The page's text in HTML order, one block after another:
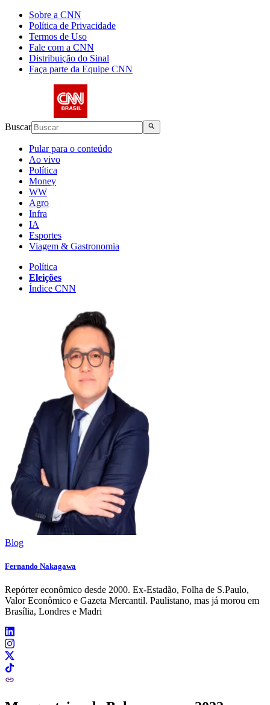
Sobre a CNN
Política de Privacidade
Termos de Uso
Fale com a CNN
Distribuição do Sinal
Faça parte da Equipe CNN
Buscar
Pular para o conteúdo
Ao vivo
Política
Money
WW
Agro
Infra
IA
Esportes
Viagem & Gastronomia
Política
Eleições
Índice CNN
Blog
Fernando Nakagawa
Repórter econômico desde 2000. Ex-Estadão, Folha de S.Paulo,
Valor Econômico e Gazeta Mercantil. Paulistano, mas já morou em
Brasília, Londres e Madri